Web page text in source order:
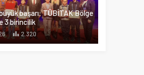
başarı: TÜBİTAK Bölge
3 birincilik
2.320